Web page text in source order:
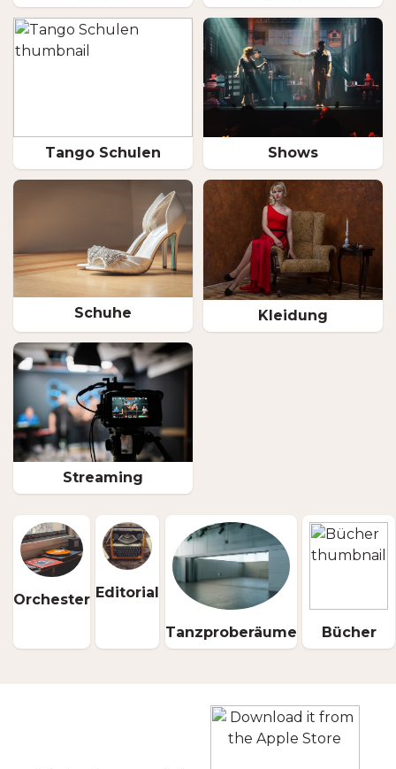
Tango Schulen Shows
Schuhe Kleidung
Streaming
Orchester Editorial
Tanzproberäume Bücher